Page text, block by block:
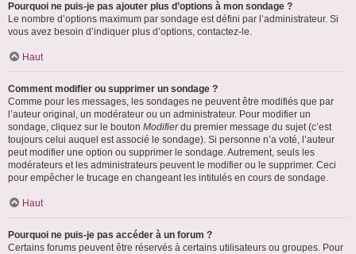
Pourquoi ne puis-je pas ajouter plus d’options à mon sondage ?
Le nombre d’options maximum par sondage est défini par l’administrateur. Si
vous avez besoin d’indiquer plus d’options, contactez-le.
Haut
Comment modifier ou supprimer un sondage ?
Comme pour les messages, les sondages ne peuvent être modifiés que par
l’auteur original, un modérateur ou un administrateur. Pour modifier un
sondage, cliquez sur le bouton Modifierdu premier message du sujet (c’est
toujours celui auquel est associé le sondage). Si personne n’a voté, l’auteur
peut modifier une option ou supprimer le sondage. Autrement, seuls les
modérateurs et les administrateurs peuvent le modifier ou le supprimer. Ceci
pour empêcher le trucage en changeant les intitulés en cours de sondage.
Haut
Pourquoi ne puis-je pas accéder à un forum ?
Certains forums peuvent être réservés à certains utilisateurs ou groupes. Pour